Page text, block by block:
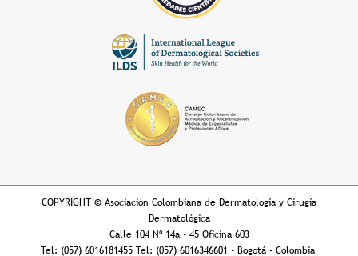
COPYRIGHT © Asociación Colombiana de Dermatología y Cirugía
Dermatológica
Calle 104 Nº 14a - 45 Oficina 603
Tel: (057) 6016181455 Tel: (057) 6016346601 - Bogotá - Colombia